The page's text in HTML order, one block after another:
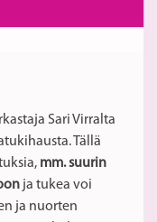
Sari Virralta
Tällä
mm. suurin
ja tukea voi
ja nuorten